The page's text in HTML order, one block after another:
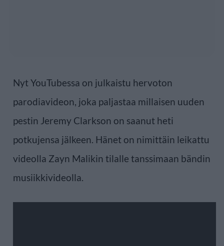
Nyt YouTubessa on julkaistu hervoton
parodiavideon, joka paljastaa millaisen uuden
pestin Jeremy Clarkson on saanut heti
potkujensa jälkeen. Hänet on nimittäin leikattu
videolla Zayn Malikin tilalle tanssimaan bändin
musiikkivideolla.